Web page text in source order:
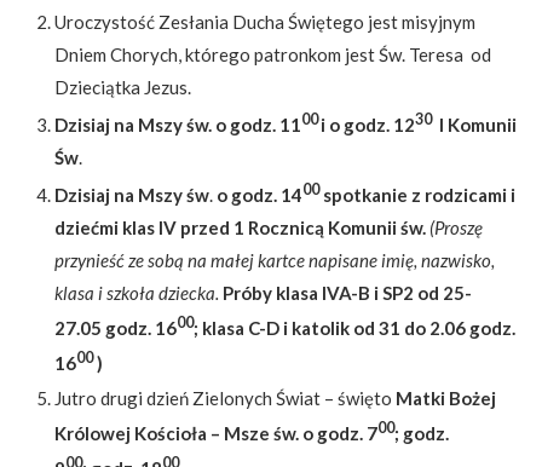
Uroczystość Zesłania Ducha Świętego jest misyjnym
Dniem Chorych, którego patronkom jest Św. Teresa od
Dzieciątka Jezus.
Dzisiaj na Mszy św. o godz. 1100i o godz. 1230I Komunii
Św.
Dzisiaj na Mszy św. o godz. 1400spotkanie z rodzicami i
dziećmi klas IV przed 1 Rocznicą Komunii św. (Proszę
przynieść ze sobą na małej kartce napisane imię, nazwisko,
klasa i szkoła dziecka. Próby klasa IVA-B i SP2 od 25-
27.05 godz. 1600; klasa C-D i katolik od 31 do 2.06 godz.
1600)
Jutro drugi dzień Zielonych Świat – święto Matki Bożej
Królowej Kościoła – Msze św. o godz. 700; godz.
00 00